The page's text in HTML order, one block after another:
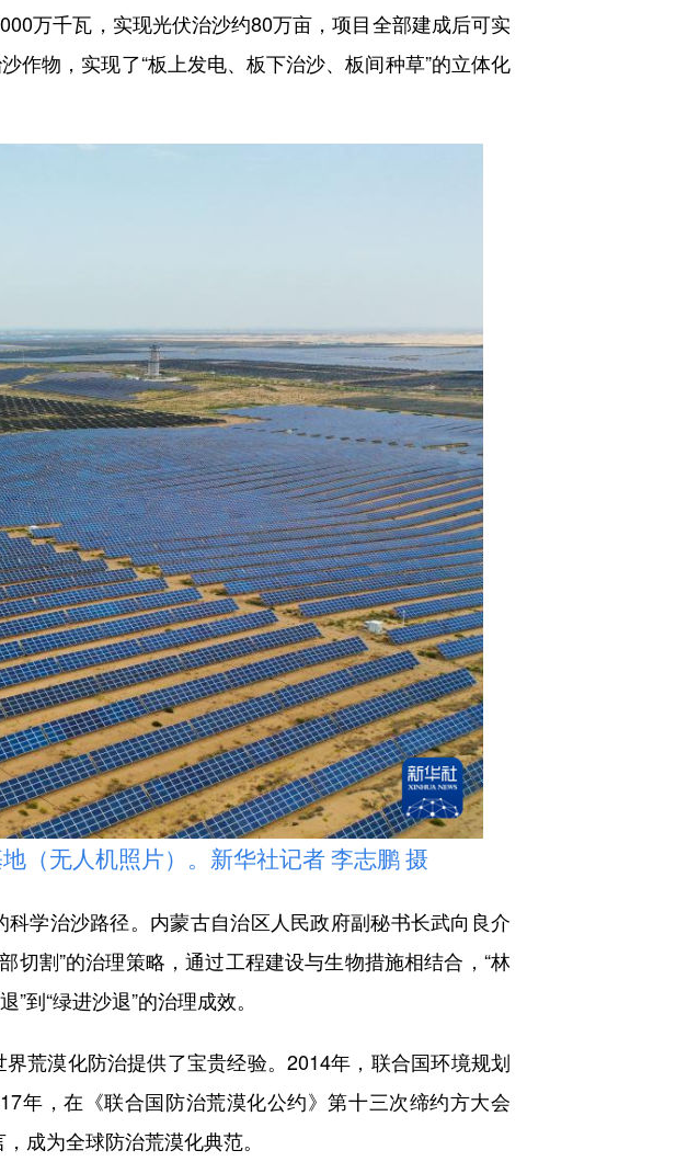
万千瓦，实现光伏治沙约80万亩，项目全部建成后可实
作物，实现了“板上发电、板下治沙、板间种草”的立体化
无人机照片）。新华社记者 李志鹏 摄
学治沙路径。内蒙古自治区人民政府副秘书长武向良介
割”的治理策略，通过工程建设与生物措施相结合，“林
到“绿进沙退”的治理成效。
荒漠化防治提供了宝贵经验。2014年，联合国环境规划
年，在《联合国防治荒漠化公约》第十三次缔约方大会
成为全球防治荒漠化典范。